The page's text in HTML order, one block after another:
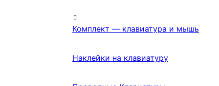
Комплект — клавиатура и мышь
Наклейки на клавиатуру